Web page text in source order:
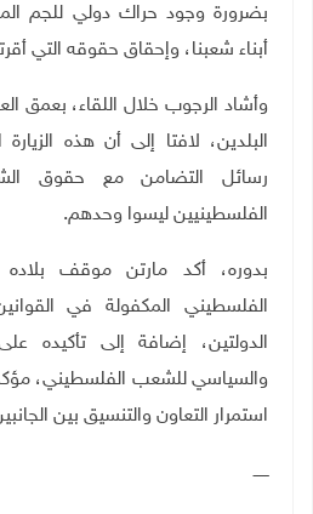
بضرورة وجود حراك دولي للجم
أبناء شعبنا، وإحقاق حقوقه التي
وأشاد الرجوب خلال اللقاء، بعمق
البلدين، لافتا إلى أن هذه
رسائل التضامن مع حقوق
الفلسطينيين ليسوا وحدهم.
بدوره، أكد مارتن موقف
الفلسطيني المكفولة في
الدولتين، إضافة إلى تأكيده
والسياسي للشعب الفلسطيني،
استمرار التعاون والتنسيق بين
ــــــ